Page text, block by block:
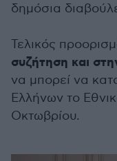
δημόσια
Τελικός
συζήτηση και
να μπορεί να
Ελλήνων το
Οκτωβρίου.